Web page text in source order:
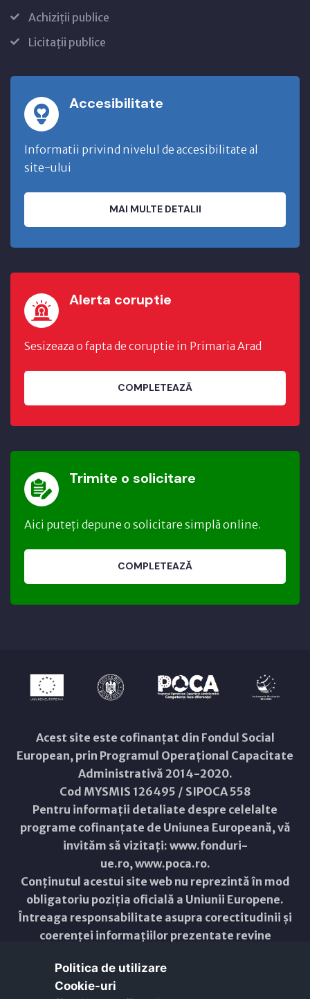
Achiziții publice
Licitații publice
Accesibilitate
Informatii privind nivelul de accesibilitate al
site-ului
MAI MULTE DETALII
Alerta coruptie
Sesizeaza o fapta de coruptie in Primaria Arad
COMPLETEAZĂ
Trimite o solicitare
Aici puteți depune o solicitare simplă online.
COMPLETEAZĂ
Acest site este cofinanțat din Fondul Social
European, prin Programul Operațional Capacitate
Administrativă 2014-2020.
Cod MYSMIS 126495 / SIPOCA 558
Pentru informații detaliate despre celelalte
programe cofinanțate de Uniunea Europeană, vă
invităm să vizitați: www.fonduri-
ue.ro,www.poca.ro.
Conținutul acestui site web nu reprezintă în mod
obligatoriu poziția oficială a Uniunii Europene.
Întreaga responsabilitate asupra corectitudinii și
coerenței informațiilor prezentate revine
Copyright © 2021 - 2026 -
Politica de utilizare
Cookie-uri‎